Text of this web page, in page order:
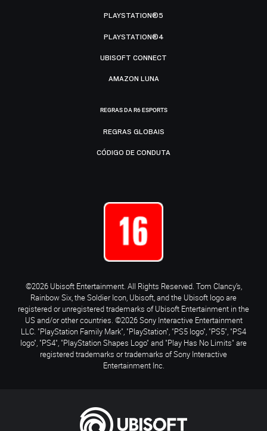
PLAYSTATION®5
PLAYSTATION®4
UBISOFT CONNECT
AMAZON LUNA
REGRAS DA R6 ESPORTS
REGRAS GLOBAIS
CÓDIGO DE CONDUTA
©2026 Ubisoft Entertainment. All Rights Reserved. Tom Clancy’s,
Rainbow Six, the Soldier Icon, Ubisoft, and the Ubisoft logo are
registered or unregistered trademarks of Ubisoft Entertainment in the
US and/or other countries. ©2026 Sony Interactive Entertainment
LLC. "PlayStation Family Mark", "PlayStation", "PS5 logo", "PS5", "PS4
logo", "PS4", "PlayStation Shapes Logo" and "Play Has No Limits" are
registered trademarks or trademarks of Sony Interactive
Entertainment Inc.